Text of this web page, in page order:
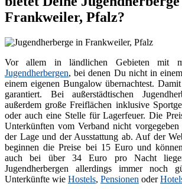
Frankweiler, Pfalz?
Vor allem in ländlichen Gebieten mit
Jugendherbergen, bei denen Du nicht in
einem eigenen Bungalow übernachtest.
garantiert. Bei außerstädtischen
außerdem große Freiflächen inklusive
oder auch eine Stelle für Lagerfeuer. Die
Unterkünften vom Verband nicht
der Lage und der Ausstattung ab. Auf der
beginnen die Preise bei 15 Euro und
auch bei über 34 Euro pro Nacht
Jugendherbergen allerdings immer noch
Unterkünfte wie Hostels, Pensionen oder